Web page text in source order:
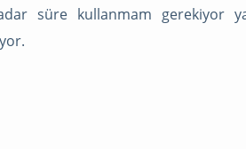
süre kullanmam gerekiyor